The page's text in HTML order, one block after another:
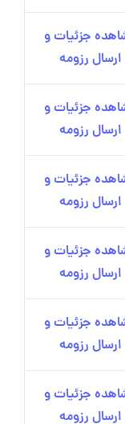
جزئیات و
ارسال رزومه
جزئیات و
ارسال رزومه
جزئیات و
ارسال رزومه
جزئیات و
ارسال رزومه
جزئیات و
ارسال رزومه
جزئیات و
ارسال رزومه